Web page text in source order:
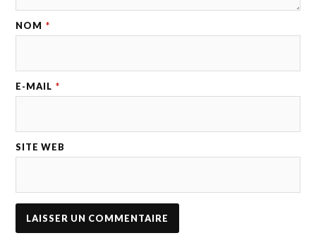
NOM *
E-MAIL *
SITE WEB